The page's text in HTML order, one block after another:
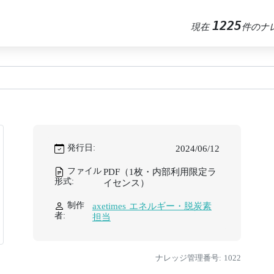
現在1225件のナ
発行日: 2024/06/12
ファイル
形式:
PDF（1枚・内部利用限定ラ
イセンス）
制作
者:
axetimes エネルギー・脱炭素
担当
ナレッジ管理番号: 1022